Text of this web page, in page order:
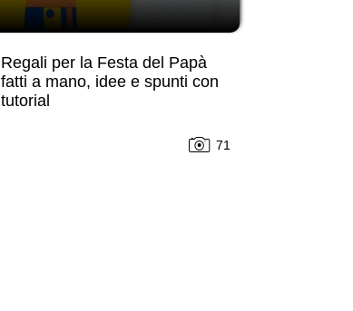
Regali per la Festa del Papà
fatti a mano, idee e spunti con
tutorial
71